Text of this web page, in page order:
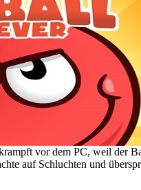
vor dem PC, weil der
auf Schluchten und